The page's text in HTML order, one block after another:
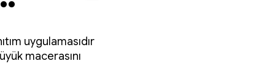
uygulamasıdır
macerasını